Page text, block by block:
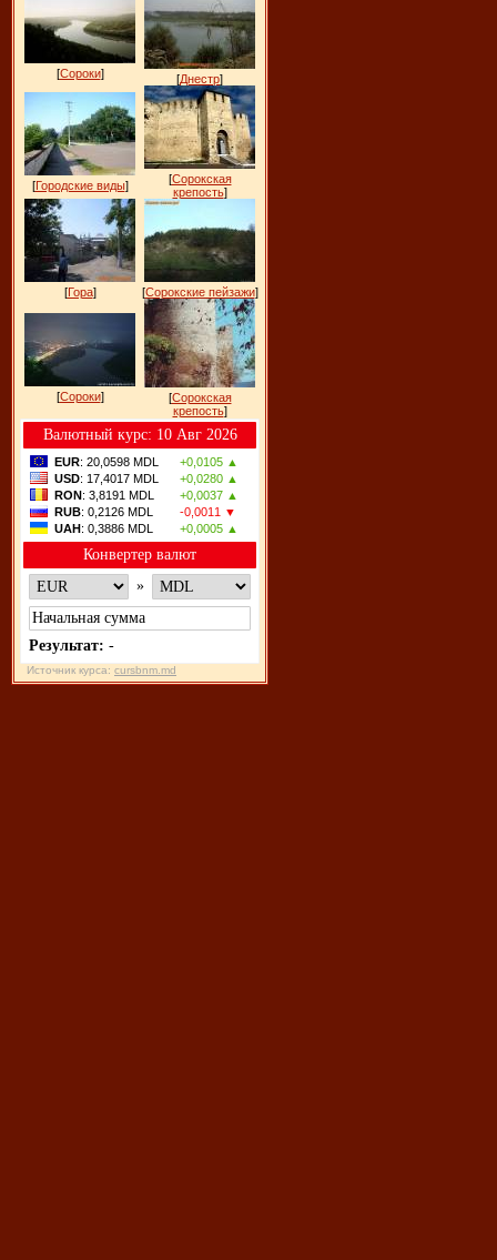
[Сороки] [Днестр]
[Городские виды] [Сорокская
крепость]
[Гора] [Сорокские пейзажи]
[Сороки] [Сорокская
крепость]
Bалютный курс: 10 Авг 2026
EUR: 20,0598 MDL
+0,0105 ▲
USD: 17,4017 MDL
+0,0280 ▲
RON: 3,8191 MDL
+0,0037 ▲
RUB: 0,2126 MDL
-0,0011 ▼
UAH: 0,3886 MDL +0,0005 ▲
Конвертер валют
»
Результат: -
Источник курса: cursbnm.md